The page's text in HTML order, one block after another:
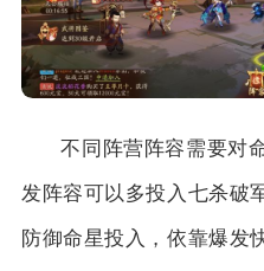
不同阵营阵容需要对
发阵容可以多投入七杀破
防御命星投入，依靠爆发